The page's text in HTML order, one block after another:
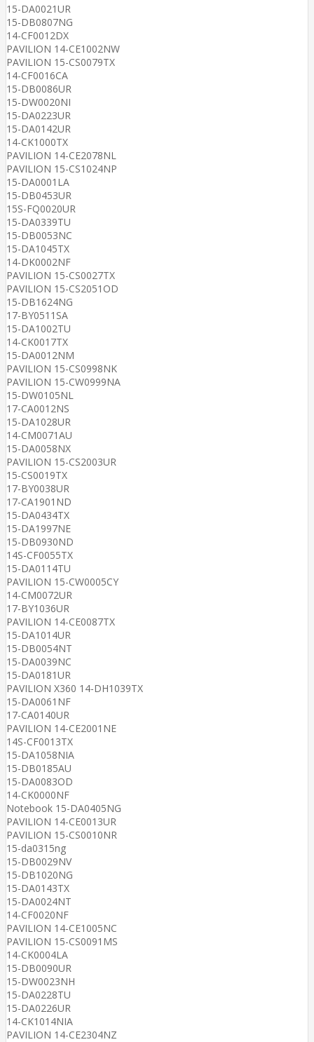
15-DA0021UR
15-DB0807NG
14-CF0012DX
PAVILION 14-CE1002NW
PAVILION 15-CS0079TX
14-CF0016CA
15-DB0086UR
15-DW0020NI
15-DA0223UR
15-DA0142UR
14-CK1000TX
PAVILION 14-CE2078NL
PAVILION 15-CS1024NP
15-DA0001LA
15-DB0453UR
15S-FQ0020UR
15-DA0339TU
15-DB0053NC
15-DA1045TX
14-DK0002NF
PAVILION 15-CS0027TX
PAVILION 15-CS2051OD
15-DB1624NG
17-BY0511SA
15-DA1002TU
14-CK0017TX
15-DA0012NM
PAVILION 15-CS0998NK
PAVILION 15-CW0999NA
15-DW0105NL
17-CA0012NS
15-DA1028UR
14-CM0071AU
15-DA0058NX
PAVILION 15-CS2003UR
15-CS0019TX
17-BY0038UR
17-CA1901ND
15-DA0434TX
15-DA1997NE
15-DB0930ND
14S-CF0055TX
15-DA0114TU
PAVILION 15-CW0005CY
14-CM0072UR
17-BY1036UR
PAVILION 14-CE0087TX
15-DA1014UR
15-DB0054NT
15-DA0039NC
15-DA0181UR
PAVILION X360 14-DH1039TX
15-DA0061NF
17-CA0140UR
PAVILION 14-CE2001NE
14S-CF0013TX
15-DA1058NIA
15-DB0185AU
15-DA0083OD
14-CK0000NF
Notebook 15-DA0405NG
PAVILION 14-CE0013UR
PAVILION 15-CS0010NR
15-da0315ng
15-DB0029NV
15-DB1020NG
15-DA0143TX
15-DA0024NT
14-CF0020NF
PAVILION 14-CE1005NC
PAVILION 15-CS0091MS
14-CK0004LA
15-DB0090UR
15-DW0023NH
15-DA0228TU
15-DA0226UR
14-CK1014NIA
PAVILION 14-CE2304NZ